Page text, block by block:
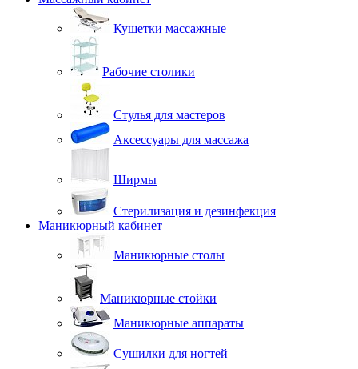
Кушетки массажные
Рабочие столики
Стулья для мастеров
Аксессуары для массажа
Ширмы
Стерилизация и дезинфекция
Маникюрный кабинет
Маникюрные столы
Маникюрные стойки
Маникюрные аппараты
Сушилки для ногтей